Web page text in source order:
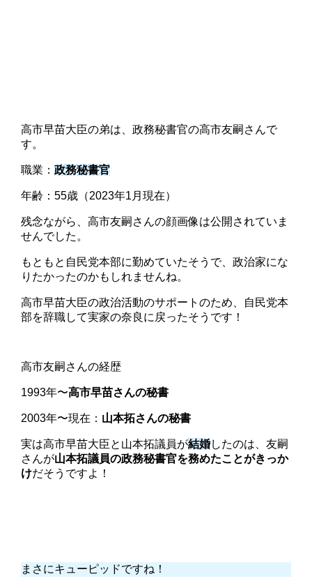
高市早苗大臣の弟は、政務秘書官の高市友嗣さんで
す。
職業：政務秘書官
年齢：55歳（2023年1月現在）
残念ながら、高市友嗣さんの顔画像は公開されていま
せんでした。
もともと自民党本部に勤めていたそうで、政治家にな
りたかったのかもしれませんね。
高市早苗大臣の政治活動のサポートのため、自民党本
部を辞職して実家の奈良に戻ったそうです！
高市友嗣さんの経歴
1993年〜高市早苗さんの秘書
2003年〜現在： 山本拓さんの秘書
実は高市早苗大臣と山本拓議員が結婚したのは、友嗣
さんが山本拓議員の政務秘書官を務めたことがきっか
けだそうですよ！
まさにキューピッドですね！